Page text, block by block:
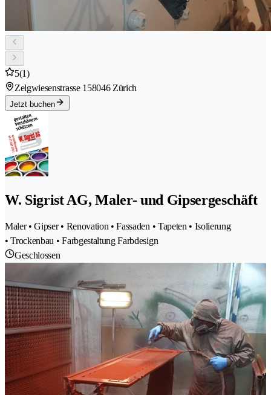
5(1)
Zelgwiesenstrasse 158046 Zürich
Jetzt buchen
W. Sigrist AG, Maler- und Gipsergeschäft
Maler • Gipser • Renovation • Fassaden • Tapeten • Isolierung
• Trockenbau • Farbgestaltung Farbdesign
Geschlossen